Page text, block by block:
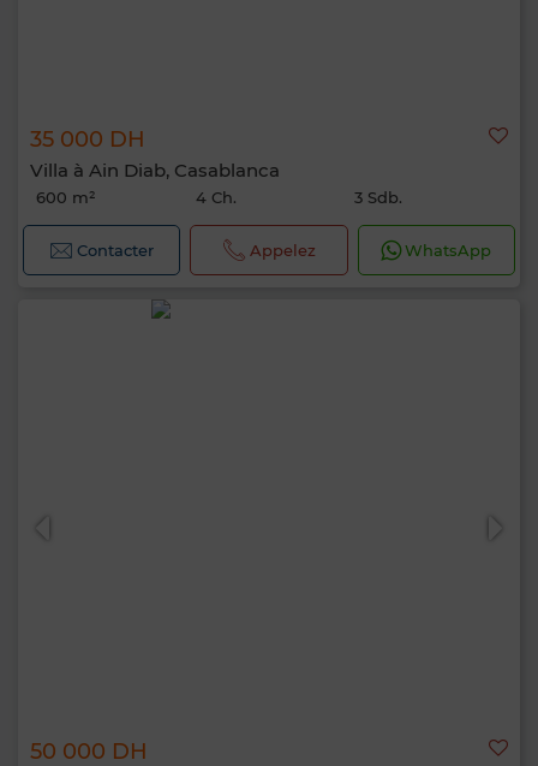
35 000 DH
Villa à Ain Diab, Casablanca
600 m² 4 Ch. 3 Sdb.
Contacter Appelez WhatsApp
50 000 DH